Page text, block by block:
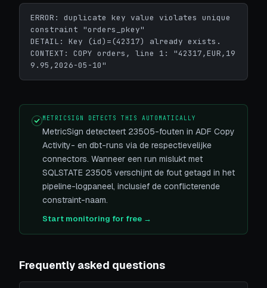
ERROR: duplicate key value violates unique
constraint "orders_pkey"
DETAIL: Key (id)=(42317) already exists.
CONTEXT: COPY orders, line 1: "42317,EUR,19
9.95,2026-05-10"
METRICSIGN DETECTS THIS AUTOMATICALLY
MetricSign detecteert 23505-fouten in ADF Copy
Activity- en dbt-runs via de respectievelijke
connectors. Wanneer een run mislukt met
SQLSTATE 23505 verschijnt de fout getagd in het
pipeline-logpaneel, inclusief de conflicterende
constraint-naam.
Start monitoring for free →
Frequently asked questions